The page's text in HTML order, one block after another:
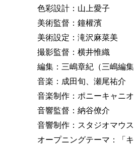
色彩設計：山上愛子
美術監督：鐘權濱
美術設定：滝沢麻菜美
撮影監督：横井惟織
編集：三嶋章紀（三嶋編集
音楽：成田旬、瀬尾祐介
音楽制作：ポニーキャニ
音響監督：納谷僚介
音響制作：スタジオマウス
オープニングテーマ：「